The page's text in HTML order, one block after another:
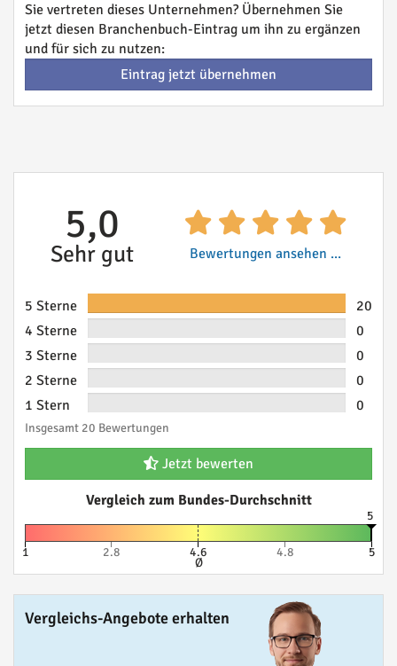
Sie vertreten dieses Unternehmen? Übernehmen Sie
jetzt diesen Branchenbuch-Eintrag um ihn zu ergänzen
und für sich zu nutzen:
Eintrag jetzt übernehmen
5,0
Sehr gut Bewertungen ansehen ...
5 Sterne
20
4 Sterne
0
3 Sterne
0
2 Sterne
0
1 Stern
0
Insgesamt 20 Bewertungen
Jetzt bewerten
Vergleich zum Bundes-Durchschnitt
5
1 2.8 4.6
Ø
4.8 5
Vergleichs-Angebote erhalten